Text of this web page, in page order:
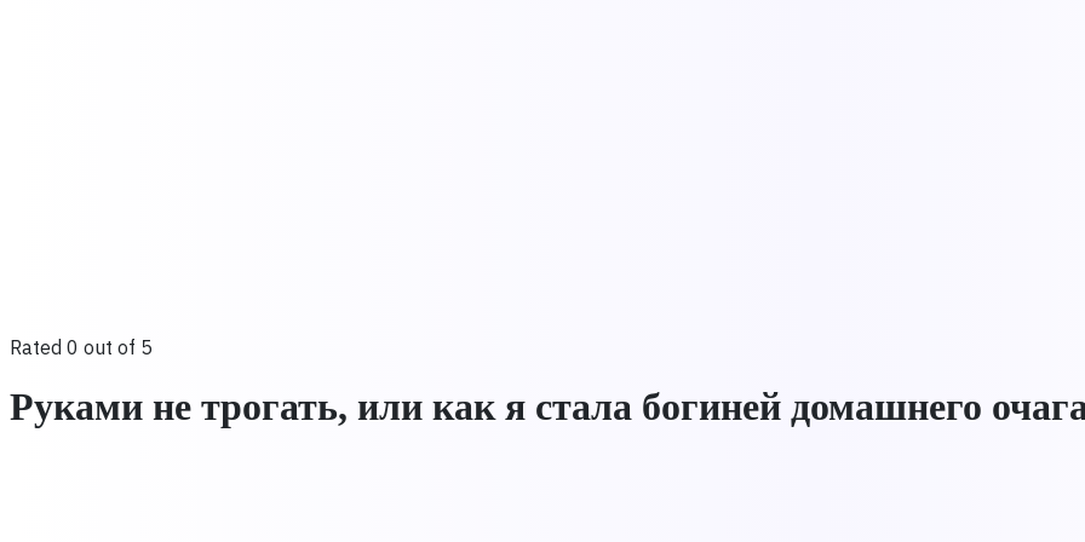
Rated 0 out of 5
Руками не трогать, или как я стала богиней домашнего